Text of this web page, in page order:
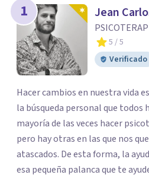
1 Jean
5 / 5
Verificado
Hacer cambios en nuestra vida
la búsqueda personal que todos
mayoría de las veces hacer
pero hay otras en las que nos
atascados. De esta forma, la
esa pequeña palanca que te